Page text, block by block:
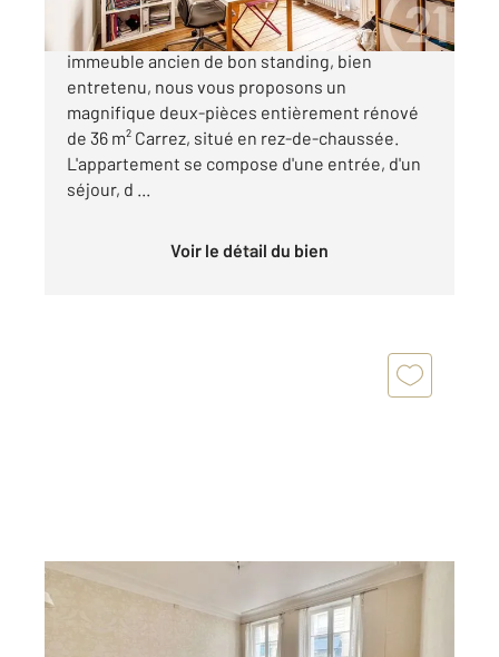
Quartier Jardin des Plantes Dans un bel
immeuble ancien de bon standing, bien
entretenu, nous vous proposons un
magnifique deux-pièces entièrement rénové
de 36 m² Carrez, situé en rez-de-chaussée.
L'appartement se compose d'une entrée, d'un
séjour, d ...
Voir le détail du bien
PARIS 75005
, 3 pièces